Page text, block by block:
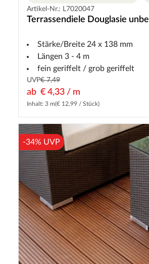
Artikel-Nr.: L7020047
Terrassendiele Douglasie
Stärke/Breite 24 x 138 mm
Längen 3 - 4 m
fein geriffelt / grob geriffelt
UVP€ 7,49
ab € 4,33 / m
Inhalt: 3 m(€ 12,99 / Stück)
-34% UVP